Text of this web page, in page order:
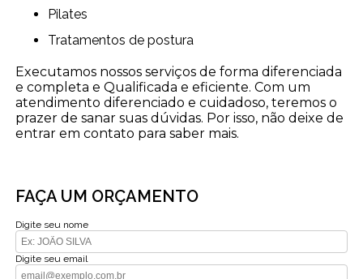
Pilates
Tratamentos de postura
Executamos nossos serviços de forma diferenciada
e completa e Qualificada e eficiente. Com um
atendimento diferenciado e cuidadoso, teremos o
prazer de sanar suas dúvidas. Por isso, não deixe de
entrar em contato para saber mais.
FAÇA UM ORÇAMENTO
Digite seu nome
Digite seu email